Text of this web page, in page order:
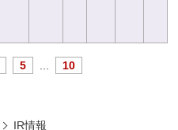
5 10
IR情報